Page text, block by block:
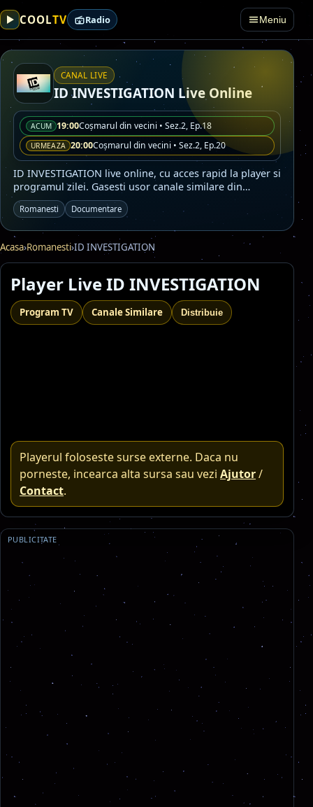
COOLTV Radio Meniu
CANAL LIVE
ID INVESTIGATION Live Online
ACUM 19:00Coşmarul din vecini • Sez.2, Ep.18
URMEAZA 20:00Coşmarul din vecini • Sez.2, Ep.20
ID INVESTIGATION live online, cu acces rapid la player si
programul zilei. Gasesti usor canale similare din
categoriile Romanesti, Documentare.
Romanesti Documentare
Acasa›Romanesti›ID INVESTIGATION
Player Live ID INVESTIGATION
Program TV Canale Similare Distribuie
Playerul foloseste surse externe. Daca nu
porneste, incearca alta sursa sau vezi Ajutor/
Contact.
PUBLICITATE